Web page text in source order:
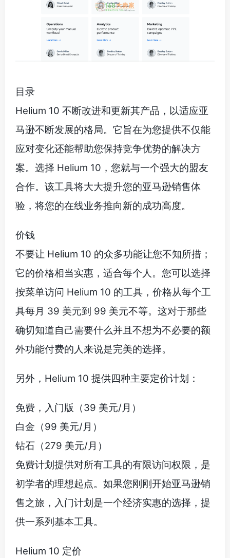
目录
Helium 10 不断改进和更新其产品，以适应亚
马逊不断发展的格局。它旨在为您提供不仅能
应对变化还能帮助您保持竞争优势的解决方
案。选择 Helium 10，您就与一个强大的盟友
合作。该工具将大大提升您的亚马逊销售体
验，将您的在线业务推向新的成功高度。
价钱
不要让 Helium 10 的众多功能让您不知所措；
它的价格相当实惠，适合每个人。您可以选择
按菜单访问 Helium 10 的工具，价格从每个工
具每月 39 美元到 99 美元不等。这对于那些
确切知道自己需要什么并且不想为不必要的额
外功能付费的人来说是完美的选择。
另外，Helium 10 提供四种主要定价计划：
免费，入门版（39 美元/月）
白金（99 美元/月）
钻石（279 美元/月）
免费计划提供对所有工具的有限访问权限，是
初学者的理想起点。如果您刚刚开始亚马逊销
售之旅，入门计划是一个经济实惠的选择，提
供一系列基本工具。
Helium 10 定价